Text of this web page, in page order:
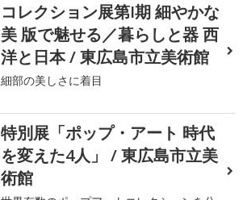
コレクション展第I期 細やかな
美 版で魅せる／暮らしと器 西
洋と日本 / 東広島市立美術館
細部の美しさに着目
特別展「ポップ・アート 時代
を変えた4人」 / 東広島市立美
術館